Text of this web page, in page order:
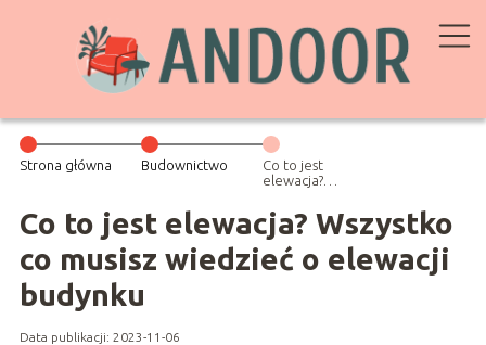
Strona główna Budownictwo
Co to jest
elewacja?
musisz wiedzieć
o elewacji
budynku
Co to jest elewacja? Wszystko
co musisz wiedzieć o elewacji
budynku
Data publikacji: 2023-11-06